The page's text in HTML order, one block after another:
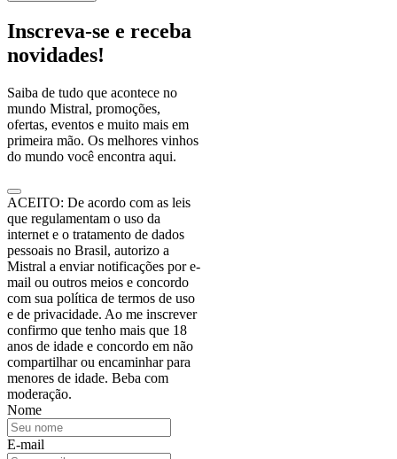
Inscreva-se e receba
novidades!
Saiba de tudo que acontece no
mundo Mistral, promoções,
ofertas, eventos e muito mais em
primeira mão. Os melhores vinhos
do mundo você encontra aqui.
ACEITO: De acordo com as leis
que regulamentam o uso da
internet e o tratamento de dados
pessoais no Brasil, autorizo a
Mistral a enviar notificações por e-
mail ou outros meios e concordo
com sua política de termos de uso
e de privacidade. Ao me inscrever
confirmo que tenho mais que 18
anos de idade e concordo em não
compartilhar ou encaminhar para
menores de idade. Beba com
moderação.
Nome
E-mail